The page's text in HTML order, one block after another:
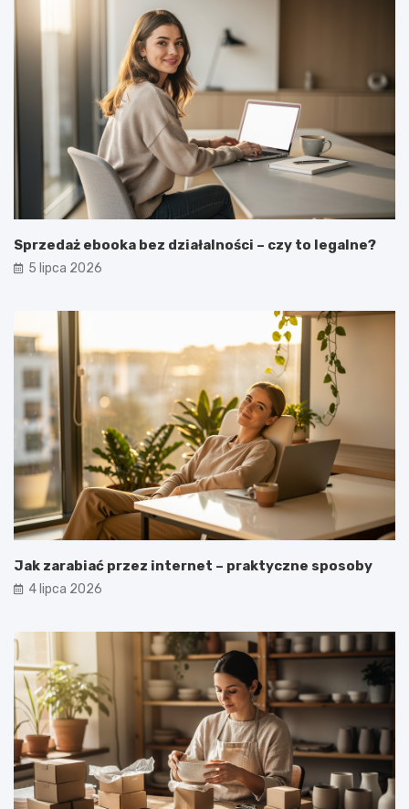
Sprzedaż ebooka bez działalności – czy to legalne?
5 lipca 2026
Jak zarabiać przez internet – praktyczne sposoby
4 lipca 2026